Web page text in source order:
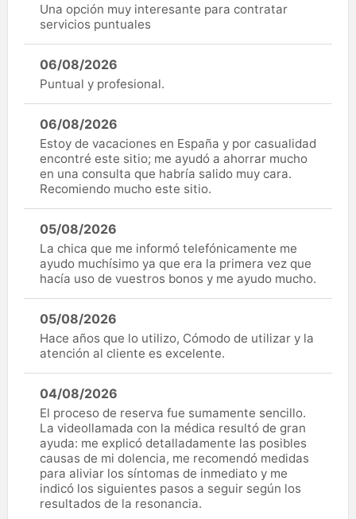
Una opción muy interesante para contratar
servicios puntuales
06/08/2026
Puntual y profesional.
06/08/2026
Estoy de vacaciones en España y por casualidad
encontré este sitio; me ayudó a ahorrar mucho
en una consulta que habría salido muy cara.
Recomiendo mucho este sitio.
05/08/2026
La chica que me informó telefónicamente me
ayudo muchísimo ya que era la primera vez que
hacía uso de vuestros bonos y me ayudo mucho.
05/08/2026
Hace años que lo utilizo, Cómodo de utilizar y la
atención al cliente es excelente.
04/08/2026
El proceso de reserva fue sumamente sencillo.
La videollamada con la médica resultó de gran
ayuda: me explicó detalladamente las posibles
causas de mi dolencia, me recomendó medidas
para aliviar los síntomas de inmediato y me
indicó los siguientes pasos a seguir según los
resultados de la resonancia.